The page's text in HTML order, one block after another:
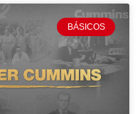
BÁSICOS